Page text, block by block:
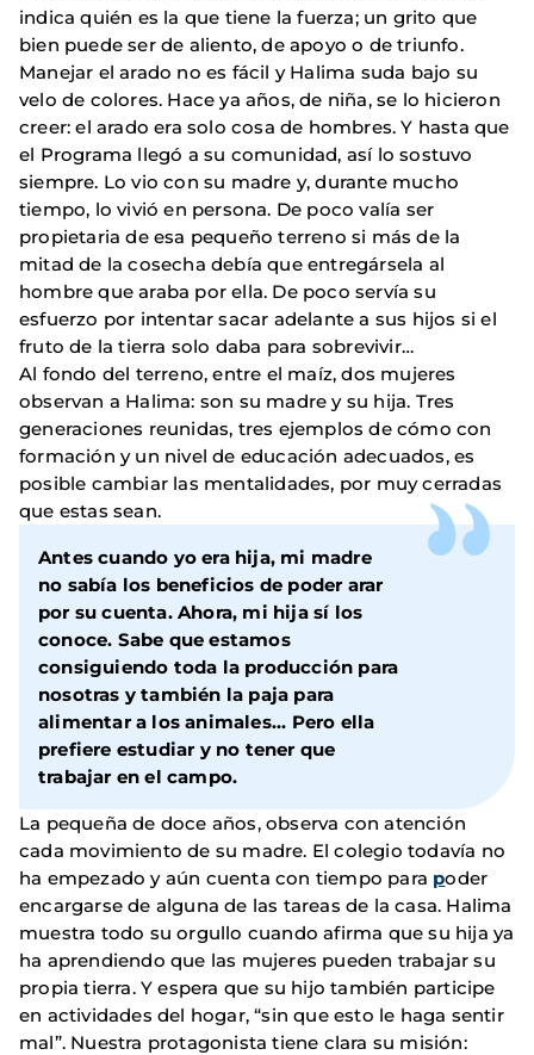
indica quién es la que tiene la fuerza; un grito que
bien puede ser de aliento, de apoyo o de triunfo.
Manejar el arado no es fácil y Halima suda bajo su
velo de colores. Hace ya años, de niña, se lo hicieron
creer: el arado era solo cosa de hombres. Y hasta que
el Programa llegó a su comunidad, así lo sostuvo
siempre. Lo vio con su madre y, durante mucho
tiempo, lo vivió en persona. De poco valía ser
propietaria de esa pequeño terreno si más de la
mitad de la cosecha debía que entregársela al
hombre que araba por ella. De poco servía su
esfuerzo por intentar sacar adelante a sus hijos si el
fruto de la tierra solo daba para sobrevivir…
Al fondo del terreno, entre el maíz, dos mujeres
observan a Halima: son su madre y su hija. Tres
generaciones reunidas, tres ejemplos de cómo con
formación y un nivel de educación adecuados, es
posible cambiar las mentalidades, por muy cerradas
que estas sean.
Antes cuando yo era hija, mi madre
no sabía los beneficios de poder arar
por su cuenta. Ahora, mi hija sí los
conoce. Sabe que estamos
consiguiendo toda la producción para
nosotras y también la paja para
alimentar a los animales... Pero ella
prefiere estudiar y no tener que
trabajar en el campo.
La pequeña de doce años, observa con atención
cada movimiento de su madre. El colegio todavía no
ha empezado y aún cuenta con tiempo para poder
encargarse de alguna de las tareas de la casa. Halima
muestra todo su orgullo cuando afirma que su hija ya
ha aprendiendo que las mujeres pueden trabajar su
propia tierra. Y espera que su hijo también participe
en actividades del hogar, “sin que esto le haga sentir
mal”. Nuestra protagonista tiene clara su misión: